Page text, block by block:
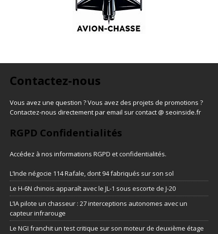
Contactez-nous
Vous avez une question ? Vous avez des projets de promotions ?
Contactez-nous directement par email sur contact @ seoinside.fr
RGPD Confidentialités
Accédez à nos informations RGPD et confidentialités.
L’Inde négocie 114 Rafale, dont 94 fabriqués sur son sol
Le H-6N chinois apparaît avec le JL-1 sous escorte de J-20
L’IA pilote un chasseur : 27 interceptions autonomes avec un
capteur infrarouge
Le NGI franchit un test critique sur son moteur de deuxième étage